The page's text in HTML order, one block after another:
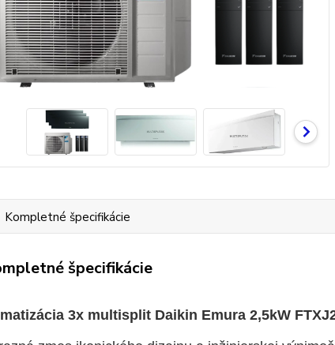
Kompletné špecifikácie
špecifikácie
3x multisplit Daikin Emura 2,5kW